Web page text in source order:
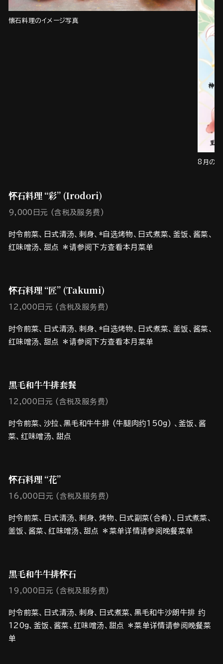
懐石料理のイメージ写真
8月の
怀石料理 “彩” (Irodori)
9,000日元 (含税及服务费)
时令前菜、日式清汤、刺身、*自选烤物、日式煮菜、釜饭、酱菜、
红味噌汤、甜点 ＊请参阅下方查看本月菜单
怀石料理 “匠” (Takumi)
12,000日元 (含税及服务费)
时令前菜、日式清汤、刺身、*自选烤物、日式煮菜、釜饭、酱菜、
红味噌汤、甜点 ＊请参阅下方查看本月菜单
黑毛和牛牛排套餐
12,000日元 (含税及服务费)
时令前菜、沙拉、黑毛和牛牛排 (牛腿肉约150g) 、釜饭、酱
菜、红味噌汤、甜点
怀石料理 “花”
16,000日元 (含税及服务费)
时令前菜、日式清汤、刺身、烤物、日式副菜(合肴)、日式煮菜、
釜饭、酱菜、红味噌汤、甜点 ＊菜单详情请参阅晚餐菜单
黑毛和牛牛排怀石
19,000日元 (含税及服务费)
时令前菜、日式清汤、刺身、日式煮菜、黑毛和牛沙朗牛排 约
120g、釜饭、酱菜、红味噌汤、甜点 ＊菜单详情请参阅晚餐菜
单